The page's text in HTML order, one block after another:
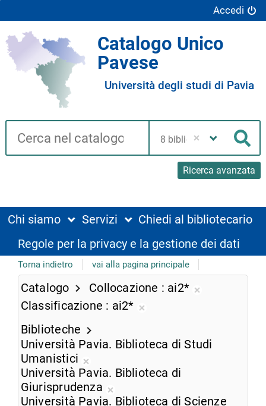
Accedi
Catalogo Unico
Pavese
Università degli studi di Pavia
Cerca su "Catalogo"
Ricerca avanzata
biblioteca
Chi siamo Servizi
Chiedi al bibliotecario
Regole per la privacy e la gestione dei dati
Torna indietro vai alla pagina principale
Catalogo Collocazione
ai2*
corrente
Classificazione
ai2*
ricerca
Biblioteche
Università Pavia. Biblioteca di Studi
Umanistici
Rimuovi
dalla
ricerca
Università Pavia. Biblioteca di
Giurisprudenza
Rimuovi
Università Pavia. Biblioteca di Scienze